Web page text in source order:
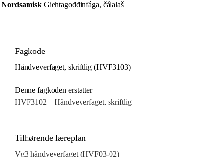
Nordsamisk Giehtagođđinfága, čálalaš
Fagkode
Håndveverfaget, skriftlig (HVF3103)
Denne fagkoden erstatter
HVF3102 – Håndveverfaget, skriftlig
Tilhørende læreplan
Vg3 håndveverfaget (HVF03‑02)